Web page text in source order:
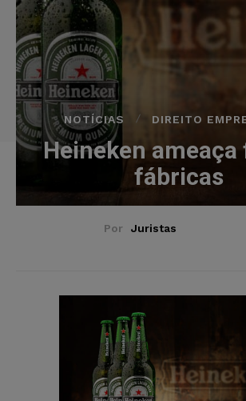
NOTÍCIAS DIREITO
Heineken
fábricas
Por Juristas